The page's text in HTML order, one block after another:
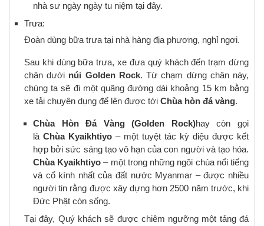
nhà sư ngày ngày tu niệm tại đây.
Trưa:
Đoàn dùng bữa trưa tại nhà hàng địa phương, nghỉ ngơi.
Sau khi dùng bữa trưa, xe đưa quý khách đến trạm dừng
chân dưới núi Golden Rock. Từ chạm dừng chân này,
chúng ta sẽ đi một quãng đường dài khoảng 15 km bằng
xe tải chuyên dụng để lên được tới Chùa hòn đá vàng.
Chùa Hòn Đá Vàng (Golden Rock)hay còn gọi
là Chùa Kyaikhtiyo – một tuyệt tác kỳ diệu được kết
hợp bởi sức sáng tạo vô hạn của con người và tạo hóa.
Chùa Kyaikhtiyo – một trong những ngôi chùa nổi tiếng
và cổ kính nhất của đất nước Myanmar – được nhiều
người tin rằng được xây dựng hơn 2500 năm trước, khi
Đức Phật còn sống.
Tại đây, Quý khách sẽ được chiêm ngưỡng một tảng đá